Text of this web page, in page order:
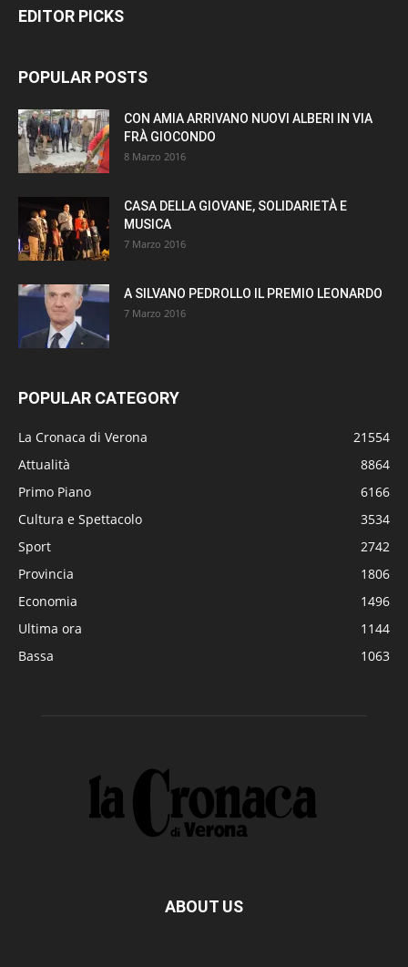
EDITOR PICKS
POPULAR POSTS
CON AMIA ARRIVANO NUOVI ALBERI IN VIA
FRÀ GIOCONDO
8 Marzo 2016
CASA DELLA GIOVANE, SOLIDARIETÀ E
MUSICA
7 Marzo 2016
A SILVANO PEDROLLO IL PREMIO LEONARDO
7 Marzo 2016
POPULAR CATEGORY
La Cronaca di Verona
21554
Attualità
8864
Primo Piano
6166
Cultura e Spettacolo
3534
Sport
2742
Provincia
1806
Economia
1496
Ultima ora
1144
Bassa
1063
ABOUT US